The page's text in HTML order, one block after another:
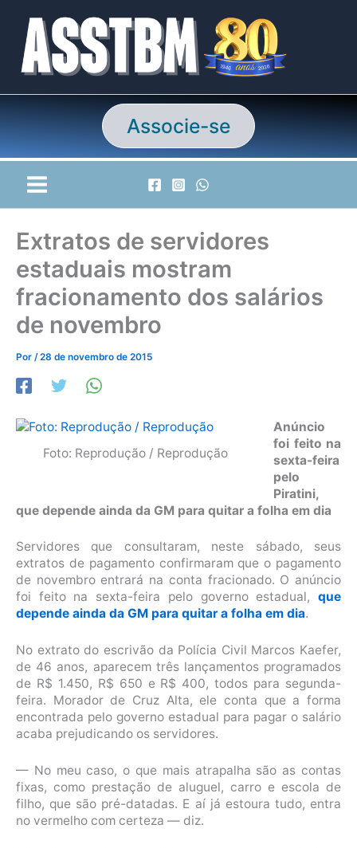
conteúdo
Associe-se
Extratos de servidores
estaduais mostram
fracionamento dos salários
de novembro
Por /28 de novembro de 2015
Foto: Reprodução / Reprodução
Anúncio
foi feito na
sexta-feira
pelo
Piratini,
que depende ainda da GM para quitar a folha em dia
Servidores que consultaram, neste sábado, seus
extratos de pagamento confirmaram que o pagamento
de novembro entrará na conta fracionado. O anúncio
foi feito na sexta-feira pelo governo estadual, que
depende ainda da GM para quitar a folha em dia.
No extrato do escrivão da Polícia Civil Marcos Kaefer,
de 46 anos, aparecem três lançamentos programados
de R$ 1.450, R$ 650 e R$ 400, todos para segunda-
feira. Morador de Cruz Alta, ele conta que a forma
encontrada pelo governo estadual para pagar o salário
acaba prejudicando os servidores.
— No meu caso, o que mais atrapalha são as contas
fixas, como prestação de aluguel, carro e escola de
filho, que são pré-datadas. E aí já estoura tudo, entra
no vermelho com certeza — diz.